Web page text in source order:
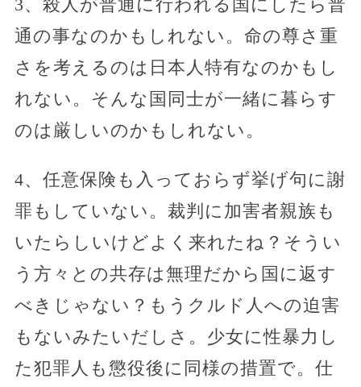
3、殺人が普通に行われる国にしたら普
通の事なのかもしれない。命の尊さ重
さを考えるのは日本人特有なのかもし
れない。そんな国同士が一緒に暮らす
のは厳しいのかもしれない。
4、任意保険も入っておらず挙げ句に謝
罪もしていない。裁判に加害者親族も
いたらしいけどよく来れたね？そうい
う方々との共存は無理だから国に返す
べきじゃない？もうクルド人への迫害
もないみたいだしさ。少女に性暴力し
た犯罪人も懲役後に同様の措置で。仕